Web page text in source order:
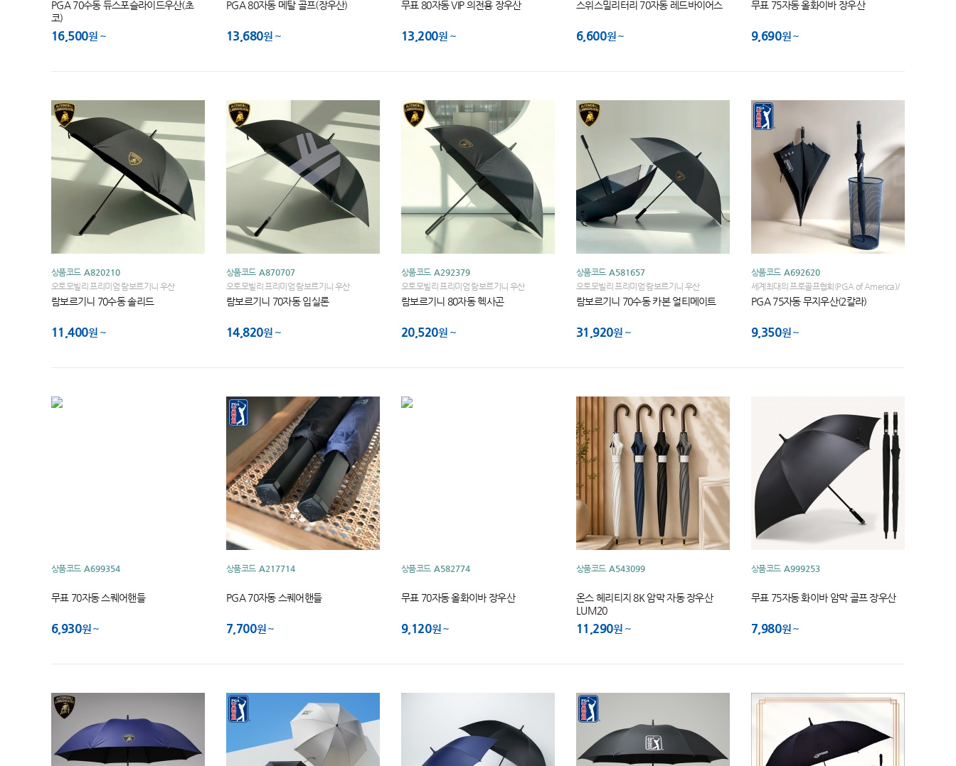
PGA 70수동 듀스포슬라이드우산(초
코)
16,500원
PGA 80자동 메탈 골프(장우산)
13,680원
무표 80자동 VIP 의전용 장우산
13,200원
스위스밀리터리 70자동 레드바이어스
6,600원
무표 75자동 올화이바 장우산
9,690원
상품코드 A820210
오토모빌리 프리미엄 람보르기니 우산
람보르기니 70수동 솔리드
11,400원
상품코드 A870707
오토모빌리 프리미엄 람보르기니 우산
람보르기니 70자동 입실론
14,820원
상품코드 A292379
오토모빌리 프리미엄 람보르기니 우산
람보르기니 80자동 헥사곤
20,520원
상품코드 A581657
오토모빌리 프리미엄 람보르기니 우산
람보르기니 70수동 카본 얼티메이트
31,920원
상품코드 A692620
세계최대의 프로골프협회(PGA of America)/
세계골프대회 브랜드 PGA TOUR
PGA 75자동 무지우산(2칼라)
9,350원
상품코드 A699354
무표 70자동 스퀘어핸들
6,930원
상품코드 A217714
PGA 70자동 스퀘어핸들
7,700원
상품코드 A582774
무표 70자동 올화이바 장우산
9,120원
상품코드 A543099
온스 헤리티지 8K 암막 자동 장우산
LUM20
11,290원
상품코드 A999253
무표 75자동 화이바 암막 골프 장우산
7,980원